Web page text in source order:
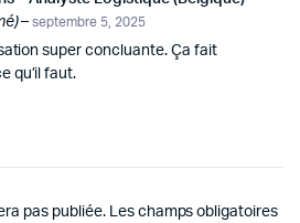
– septembre 5, 2025
super concluante. Ça fait
qu’il faut.
pas publiée.
Les champs obligatoires